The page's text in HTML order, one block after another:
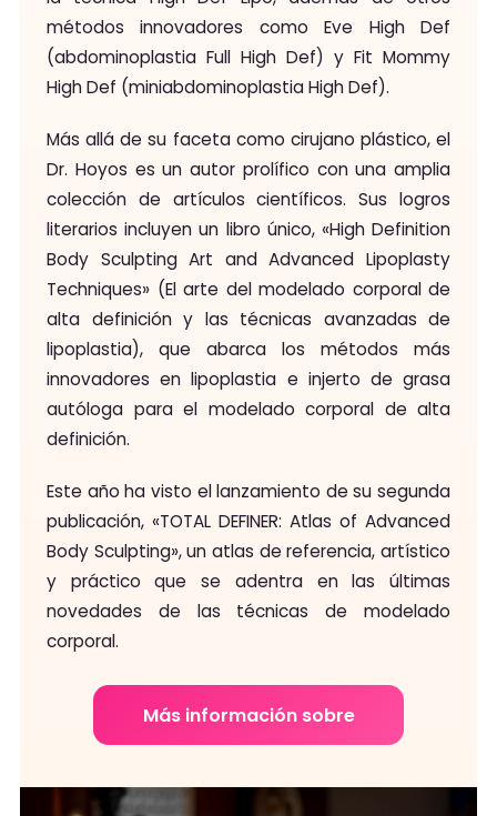
métodos innovadores como Eve High Def
(abdominoplastia Full High Def) y Fit Mommy
High Def (miniabdominoplastia High Def).
Más allá de su faceta como cirujano plástico, el
Dr. Hoyos es un autor prolífico con una amplia
colección de artículos científicos. Sus logros
literarios incluyen un libro único, «High Definition
Body Sculpting Art and Advanced Lipoplasty
Techniques» (El arte del modelado corporal de
alta definición y las técnicas avanzadas de
lipoplastia), que abarca los métodos más
innovadores en lipoplastia e injerto de grasa
autóloga para el modelado corporal de alta
definición.
Este año ha visto el lanzamiento de su segunda
publicación, «TOTAL DEFINER: Atlas of Advanced
Body Sculpting», un atlas de referencia, artístico
y práctico que se adentra en las últimas
novedades de las técnicas de modelado
corporal.
Más información sobre